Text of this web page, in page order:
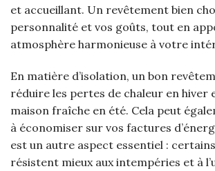
et accueillant. Un revêtement bien
personnalité et vos goûts, tout en
atmosphère harmonieuse à votre
En matière d’isolation, un bon
réduire les pertes de chaleur en
maison fraîche en été. Cela peut
à économiser sur vos factures
est un autre aspect essentiel :
résistent mieux aux intempéries et à